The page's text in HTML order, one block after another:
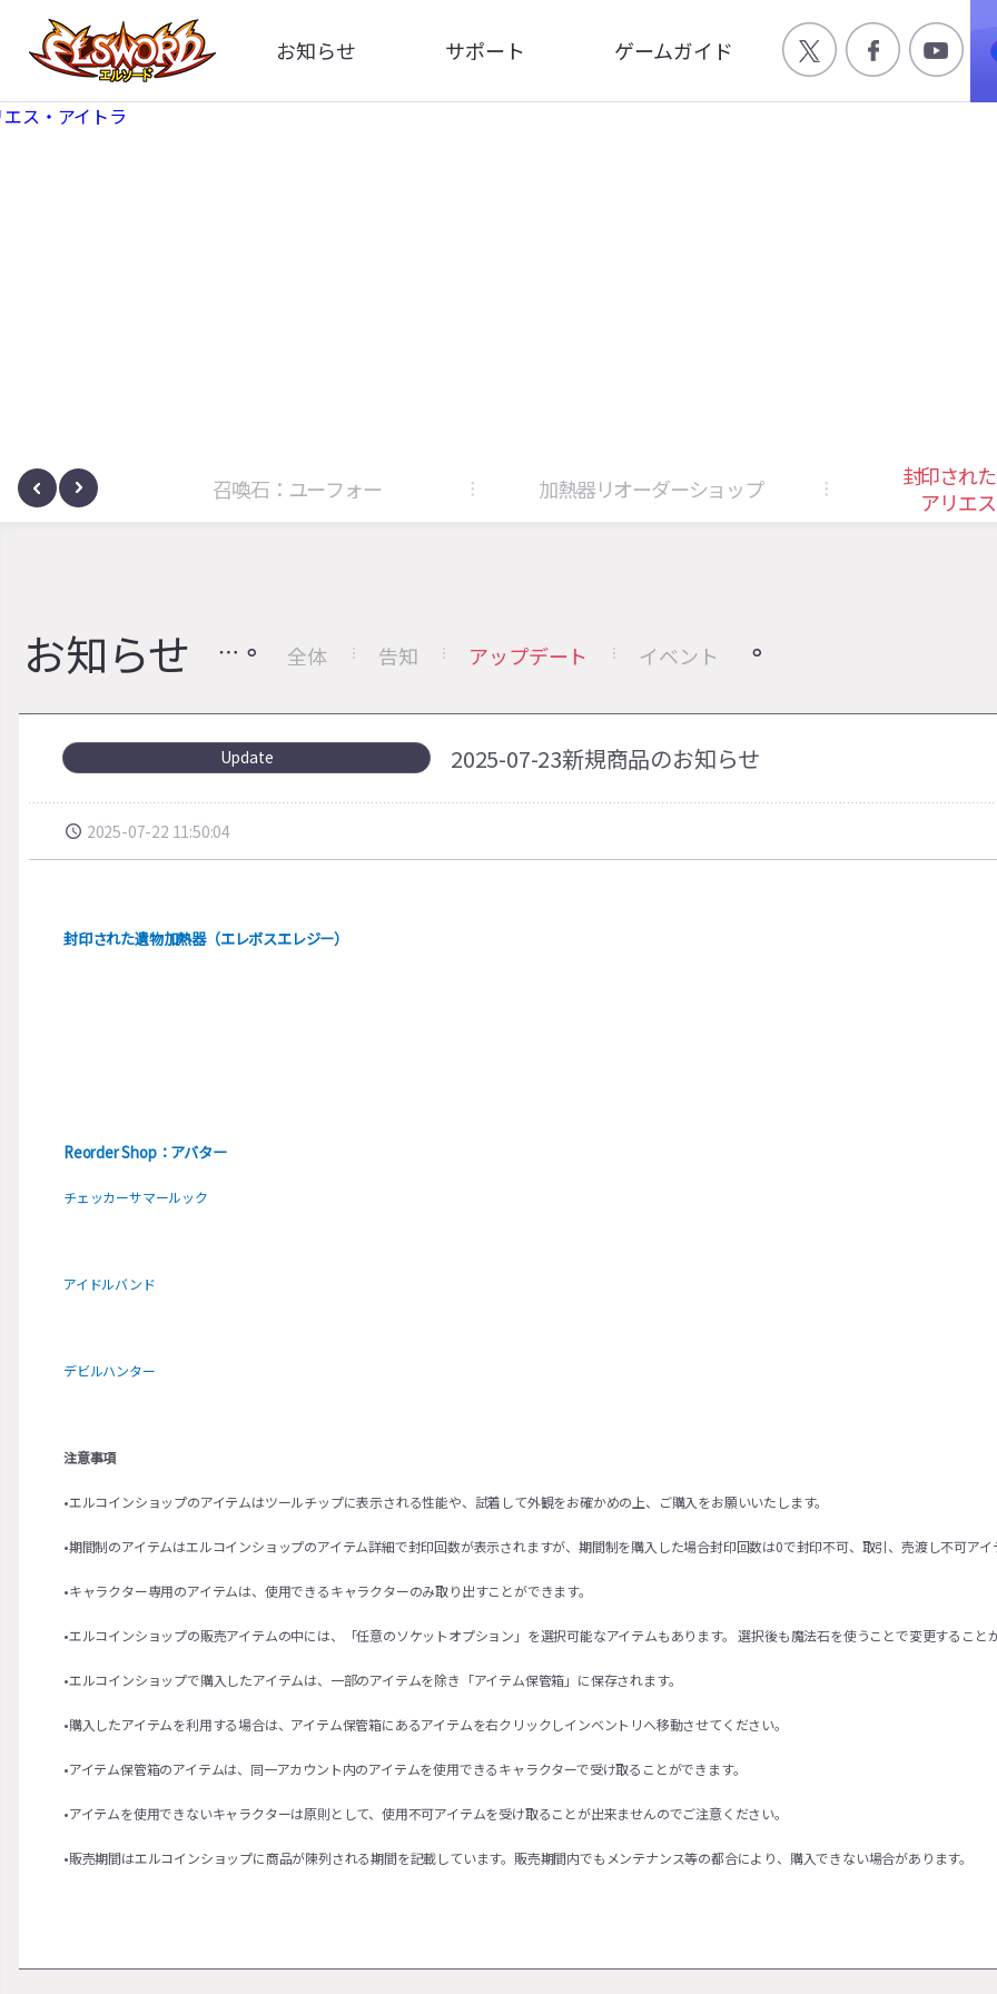
お知らせ
全体
サポート
FAQ
ゲームガイド
ゲーム特徴
サノヴァ 召喚石：ユーフォー 加熱器リオーダーショップ
封印され
アリエ
お知らせ 全体 告知 アップデート イベント
Update 2025-07-23新規商品のお知らせ
2025-07-22 11:50:04
封印された遺物加熱器（エレボスエレジー）
Reorder Shop：アバター
チェッカーサマールック
アイドルバンド
デビルハンター
注意事項
•エルコインショップのアイテムはツールチップに表示される性能や、試着して外観をお確かめの上、ご購入をお願いいたします。
•期間制のアイテムはエルコインショップのアイテム詳細で封印回数が表示されますが、期間制を購入した場合封印回数は0で封印不可、取引、売渡し不可アイ
•キャラクター専用のアイテムは、使用できるキャラクターのみ取り出すことができます。
•エルコインショップの販売アイテムの中には、「任意のソケットオプション」を選択可能なアイテムもあります。 選択後も魔法石を使うことで変更することが
•エルコインショップで購入したアイテムは、一部のアイテムを除き「アイテム保管箱」に保存されます。
•購入したアイテムを利用する場合は、アイテム保管箱にあるアイテムを右クリックしインベントリへ移動させてください。
•アイテム保管箱のアイテムは、同一アカウント内のアイテムを使用できるキャラクターで受け取ることができます。
•アイテムを使用できないキャラクターは原則として、使用不可アイテムを受け取ることが出来ませんのでご注意ください。
•販売期間はエルコインショップに商品が陳列される期間を記載しています。販売期間内でもメンテナンス等の都合により、購入できない場合があります。